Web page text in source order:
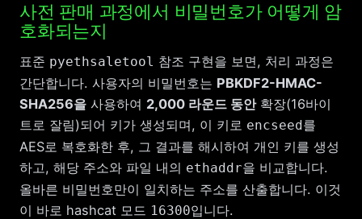
사전 판매 과정에서 비밀번호가 어떻게 암
호화되는지
표준 pyethsaletool 참조 구현을 보면, 처리 과정은
간단합니다. 사용자의 비밀번호는 PBKDF2-HMAC-
SHA256을 사용하여 2,000 라운드 동안확장(16바이
트로 잘림)되어 키가 생성되며, 이 키로 encseed를
AES로 복호화한 후, 그 결과를 해시하여 개인 키를 생성
하고, 해당 주소와 파일 내의 ethaddr을 비교합니다.
올바른 비밀번호만이 일치하는 주소를 산출합니다. 이것
이 바로 hashcat 모드 16300입니다.